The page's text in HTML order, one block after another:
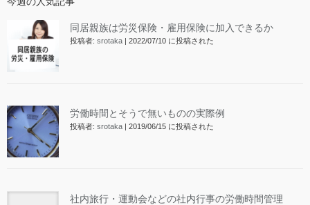
同居親族は労災保険・雇用保険に加入できるか
投稿者: srotaka | 2022/07/10 に投稿された
労働時間とそうで無いものの実際例
投稿者: srotaka | 2019/06/15 に投稿された
社内旅行・運動会などの社内行事の労働時間管理